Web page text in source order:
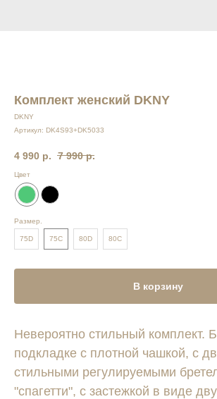
Комплект женский DKNY
DKNY
Артикул: DK4S93+DK5033
4 990 р. 7 990 р.
Цвет
Размер.
75D 75С 80D 80С
В корзину
Невероятно стильный комплект.
подкладке с плотной чашкой, с
стильными регулируемыми
"спагетти", с застежкой в виде